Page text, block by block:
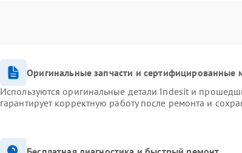
Оригинальные запчасти и сертифицированные
Используются оригинальные детали Indesit и
гарантирует корректную работу после ремонта и